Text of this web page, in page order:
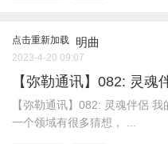
点击重新加载 明曲
2023-4-20 09:07
【弥勒通讯】082: 灵魂
【弥勒通讯】082: 灵魂伴侶
一个领域有很多猜想， ...